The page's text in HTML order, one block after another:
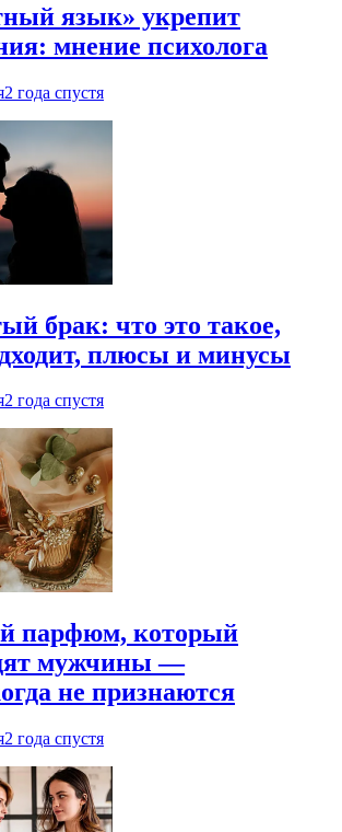
язык» укрепит
мнение психолога
2 года спустя
брак: что это такое,
плюсы и минусы
2 года спустя
парфюм, который
мужчины —
не признаются
2 года спустя